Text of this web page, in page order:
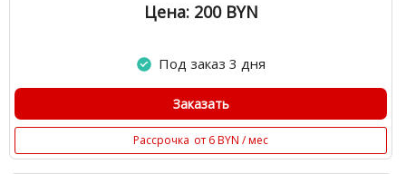
Цена: 200 BYN
Под заказ 3 дня
Заказать
Рассрочка от 6 BYN / мес